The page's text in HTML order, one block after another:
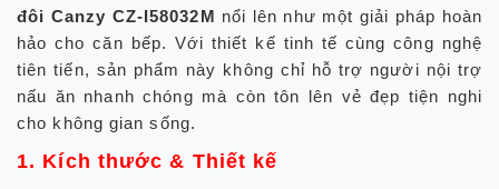
đôi Canzy CZ-I58032M nổi lên như một giải pháp hoàn
hảo cho căn bếp. Với thiết kế tinh tế cùng công nghệ
tiên tiến, sản phẩm này không chỉ hỗ trợ người nội trợ
nấu ăn nhanh chóng mà còn tôn lên vẻ đẹp tiện nghi
cho không gian sống.
1. Kích thước & Thiết kế